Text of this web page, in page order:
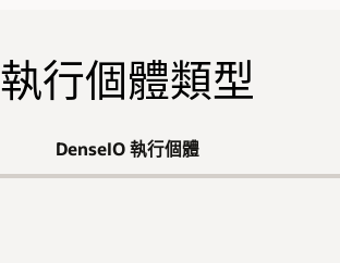
執行個體類型
DenseIO 執行個體